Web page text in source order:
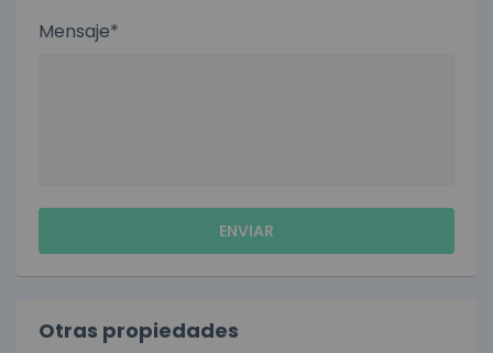
Mensaje*
Otras propiedades